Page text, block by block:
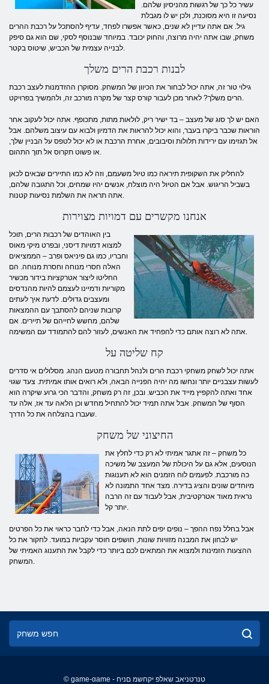
עשיר כל כך של רגשות מהניסיון שלהם.
נסיעה זו היא מסוכנת, ולכן יש לו מגבלת
גיל. אם אתה עדיין לא שנים, כאשר אפשרו לפחד, עדיף להסתכל על רכבת ההרים
משחק, שבו אתה יהיה מרוצה, והחוק יכובד. במיוחד שבנוסף לסקי, שם הוא גם סיפק
לבנייה עצמית של הכביש, שיטוס בקטר.
לבנות רכבת הרים משלך
גילוי טור זה, אתה יכול לבחור את הכיוון של המשחק. מסוקרן ההזדמנות לעצב רכבת
הרים משלך? לאחר מכן לעבור קורס קצר של מקרה מורכב זה, ולהמשיך בפרויקט.
האם יש לך סוג של מעצב – בד ישיר ריק, לולאות מתות, מתכופף. אתה יכול לעקוב אחר
הוראות שכבר ביקרו בעבר, והוא יכול להראות את הדמיון ולבוא עם עיצוב משלהם. אבל
אל תגזימו עם ירידות תלולות וסיבובים, אחרת הרכבת או לא יכול לטפס על הבניין שלך,
או פשוט תקרוס אל תוך התהום.
להחליק את השקופית תיראה כמו טיול משעמם, וזה לא כמו התיירים שבאים לכאן
בשביל הריגוש. אבל אם הטיול היה מוצלח, אנשים יהיו שמחים, וכל התגובה שלהם,
אתה תראה את השלמת נסיעות קטנות.
אנחנו מקשרים עם דמויות מצוירות
בין האוהדים של רכבות הרים, תוכל
למצוא דמויות דיסני, ובפרט מיקי מאוס
וחבריו, כמו גם פיניאס ופרב – הממציאים
האלה חסרי מנוחה וחסרת מנוחה. הם
החליטו ליצור אטרקציות בידור מכשיר
מקוריות ודמיינו לעצמם להיות מהנדסים
ומעצבים גדולים. לדעת איך לעתים
קרובות שניהם להסתבך עם ההמצאות
שלהם, מחשש לחייהם של תיירים. אם
אתה לא רוצה אותם כדי להפחיד את האנשים, לעזור להם להתמודד עם המשימה.
קח שליטה על
אתה יכול לשחק משחקי רכבת הרים ולנהל תחבורה מטעם הנהג. מסלולים אי סדרים
לעשות עצבניים יותר ונחשו מה יהיה הפנייה הבאה, ולא רואים אותו אמיתית. צעד שגוי
אחד ואתה להקפיץ מייד את הכביש. ובכן, זה רק משחק, והדבר הכי גרוע שיקרה הוא
הסוף של המשחק. אבל אתה תמיד יכול להתחיל מחדש וכן הלאה עד אז, אלה עד
שעברו בהצלחה את כל הדרך.
החיצוני של משחק
כל משחק – זה אתגר אמיתי לא רק כדי לחלץ את
הנוסעים, אלא גם על היכולת של המעצב של משיכה
כה מורכבת. לפעמים לוח הזמנים הוא לא תענוגות
מיוחדים שונים והציג בדירה. מצד אחד התמונה לא
נראית מאוד אטרקטיבית, אבל לעבוד עם זה הרבה
יותר קל.
אבל בחלל נפח ההפך – נופים יפים לתת הנאה, אבל כדי לחבר כראוי את כל הפרטים
יש לבחון את המבנה מזוויות שונות, חושפים חוסר עקביות במועד. לחקור את כל
ההצעות הזמינות ולמצוא את המתאים לכם ביותר כדי לקבל את התענוג האמיתי של
המשחק.
© game-game - טנרטניאב שאלפ יקחשמ םניח